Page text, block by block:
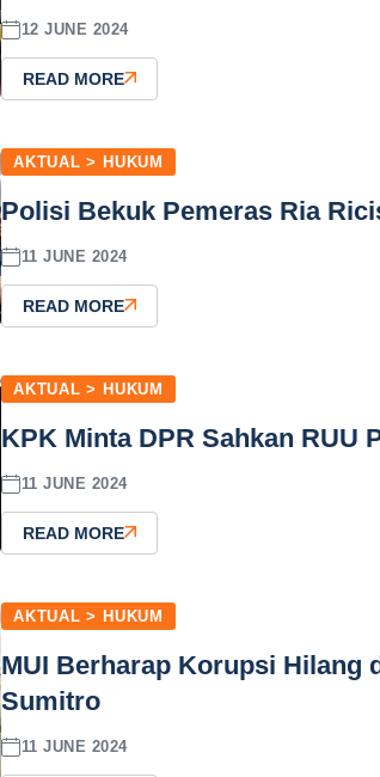
12 JUNE 2024
READ MORE
AKTUAL > HUKUM
Polisi Bekuk Pemeras Ria
11 JUNE 2024
READ MORE
AKTUAL > HUKUM
KPK Minta DPR Sahkan RUU
11 JUNE 2024
READ MORE
AKTUAL > HUKUM
MUI Berharap Korupsi Hilang
Sumitro
11 JUNE 2024